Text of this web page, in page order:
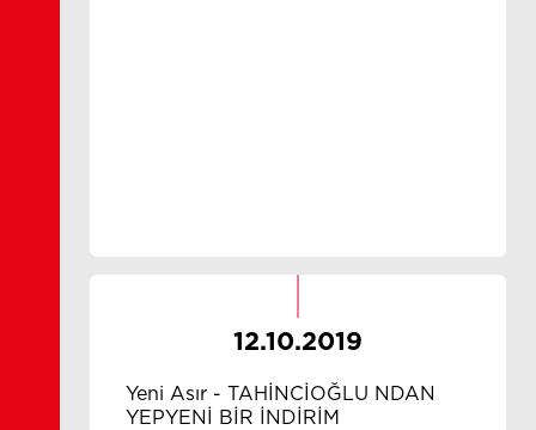
12.10.2019
Yeni Asır - TAHİNCİOĞLU NDAN
YEPYENİ BİR İNDİRİM